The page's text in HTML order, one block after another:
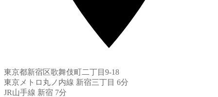
東京都新宿区歌舞伎町二丁目9-18
東京メトロ丸ノ内線 新宿三丁目 6分
JR山手線 新宿 7分